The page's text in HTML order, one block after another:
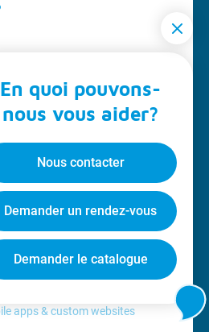
cookies
apps&custom websites
En quoi pouvons-
nous vous aider?
Nous contacter
Demander un rendez-vous
Demander le catalogue